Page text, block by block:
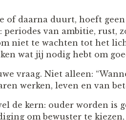
of daarna duurt, hoeft
van ambitie, rust,
niet te wachten tot het
wat jij nodig hebt om
vraag. Niet alleen:
werken, leven en van
de kern: ouder worden is
om bewuster te